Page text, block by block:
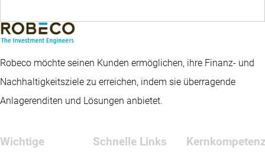
Robeco möchte seinen Kunden ermöglichen, ihre Finanz- und
Nachhaltigkeitsziele zu erreichen, indem sie überragende
Anlagerenditen und Lösungen anbietet.
Wichtige
Schnelle Links